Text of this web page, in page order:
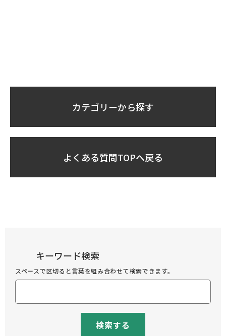
カテゴリーから探す
よくある質問TOPへ戻る
キーワード検索
スペースで区切ると言葉を組み合わせて検索できます。
検索する